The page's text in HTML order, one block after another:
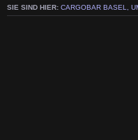
SIE SIND HIER: CARGOBAR BASEL,